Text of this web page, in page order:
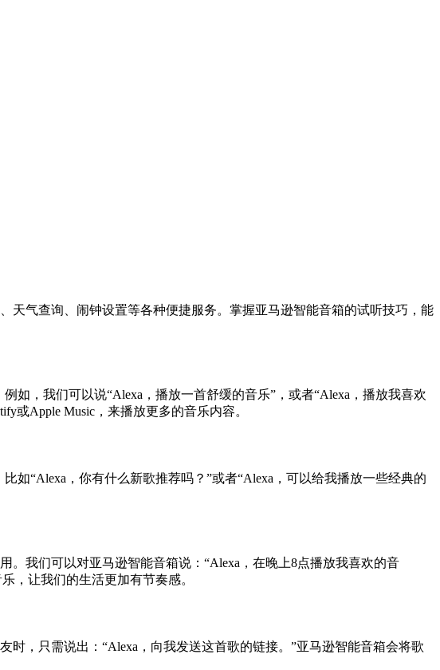
天气查询、闹钟设置等各种便捷服务。掌握亚马逊智能音箱的试听技巧，能
如，我们可以说“Alexa，播放一首舒缓的音乐”，或者“Alexa，播放我喜欢
或Apple Music，来播放更多的音乐内容。
如“Alexa，你有什么新歌推荐吗？”或者“Alexa，可以给我播放一些经典的
我们可以对亚马逊智能音箱说：“Alexa，在晚上8点播放我喜欢的音
，让我们的生活更加有节奏感。
，只需说出：“Alexa，向我发送这首歌的链接。”亚马逊智能音箱会将歌